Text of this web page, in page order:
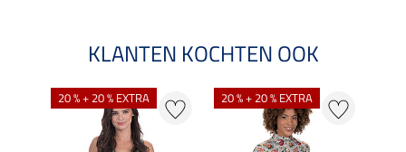
KLANTEN KOCHTEN OOK
20 % + 20 % EXTRA 20 % + 20 % EXTRA